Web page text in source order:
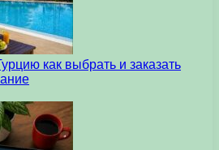
как выбрать и заказать